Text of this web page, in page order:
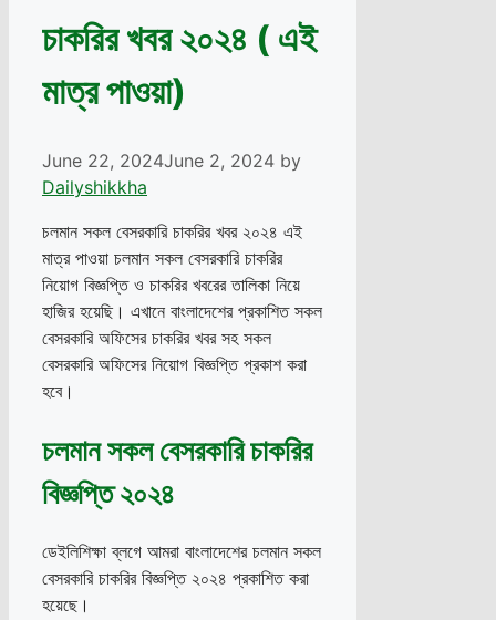
চাকরির খবর ২০২৪ ( এই
মাত্র পাওয়া)
June 22, 2024June 2, 2024 by
Dailyshikkha
চলমান সকল বেসরকারি চাকরির খবর ২০২৪ এই
মাত্র পাওয়া চলমান সকল বেসরকারি চাকরির
নিয়োগ বিজ্ঞপ্তি ও চাকরির খবরের তালিকা নিয়ে
হাজির হয়েছি। এখানে বাংলাদেশের প্রকাশিত সকল
বেসরকারি অফিসের চাকরির খবর সহ সকল
বেসরকারি অফিসের নিয়োগ বিজ্ঞপ্তি প্রকাশ করা
হবে।
চলমান সকল বেসরকারি চাকরির
বিজ্ঞপ্তি ২০২৪
ডেইলিশিক্ষা ব্লগে আমরা বাংলাদেশের চলমান সকল
বেসরকারি চাকরির বিজ্ঞপ্তি ২০২৪ প্রকাশিত করা
হয়েছে।